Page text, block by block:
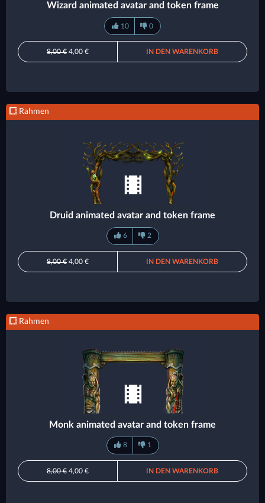
Wizard animated avatar and token frame
10 0
8,00 € 4,00 € IN DEN WARENKORB
Rahmen
Druid animated avatar and token frame
6 2
8,00 € 4,00 € IN DEN WARENKORB
Rahmen
Monk animated avatar and token frame
8 1
8,00 € 4,00 € IN DEN WARENKORB